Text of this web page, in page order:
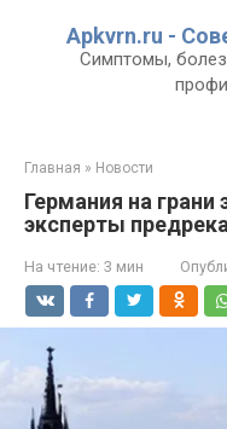
Apkvrn.ru -
Симптомы,
Главная » Новости
Германия на грани
эксперты
На чтение: 3 мин